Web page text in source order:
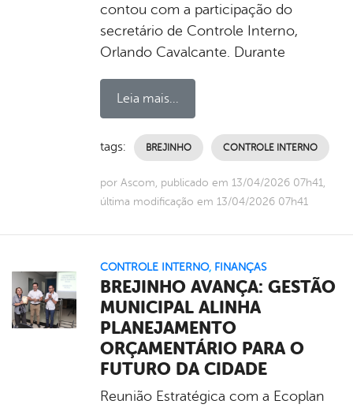
contou com a participação do
secretário de Controle Interno,
Orlando Cavalcante. Durante
Leia mais...
tags: BREJINHO CONTROLE INTERNO
por Ascom, publicado em 13/04/2026 07h41,
última modificação em 13/04/2026 07h41
CONTROLE INTERNO, FINANÇAS
BREJINHO AVANÇA: GESTÃO
MUNICIPAL ALINHA
PLANEJAMENTO
ORÇAMENTÁRIO PARA O
FUTURO DA CIDADE
Reunião Estratégica com a Ecoplan